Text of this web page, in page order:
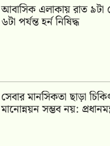
আবাসিক এলাকায় রাত
৬টা পর্যন্ত হর্ন নিষিদ্ধ
সেবার মানসিকতা ছাড়া
মানোন্নয়ন সম্ভব নয়: